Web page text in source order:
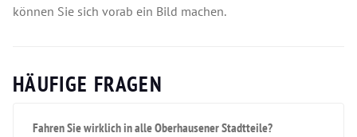
können Sie sich vorab ein Bild machen.
HÄUFIGE FRAGEN
Fahren Sie wirklich in alle Oberhausener Stadtteile?